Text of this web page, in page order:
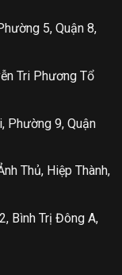
5, Quận 8,
Tri Phương Tổ
Phường 9, Quận
Thủ, Hiệp Thành,
Bình Trị Đông A,